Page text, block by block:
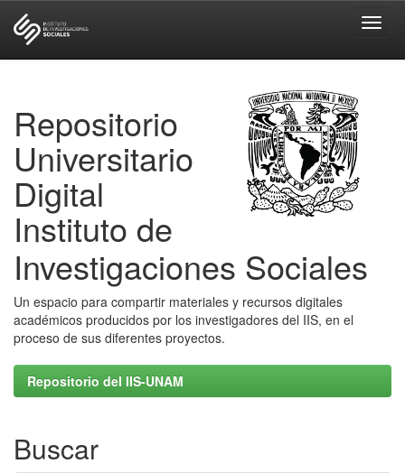
Repositorio
Universitario
Digital
Instituto de
Investigaciones Sociales
Un espacio para compartir materiales y recursos digitales
académicos producidos por los investigadores del IIS, en el
proceso de sus diferentes proyectos.
Repositorio del IIS-UNAM
Buscar